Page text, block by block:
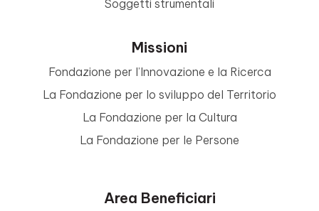
Soggetti strumentali
Missioni
Fondazione per l’Innovazione e la Ricerca
La Fondazione per lo sviluppo del Territorio
La Fondazione per la Cultura
La Fondazione per le Persone
Area Beneficiari